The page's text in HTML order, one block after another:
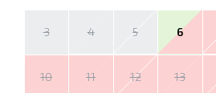
3 4 5 6
10 11 12 13